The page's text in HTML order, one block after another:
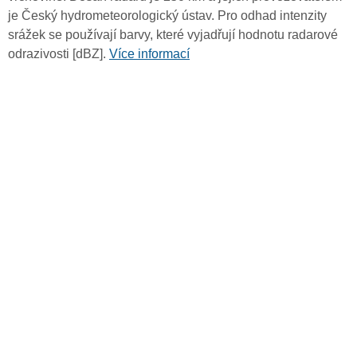
je Český hydrometeorologický ústav. Pro odhad intenzity
srážek se používají barvy, které vyjadřují hodnotu radarové
odrazivosti [dBZ]. Více informací